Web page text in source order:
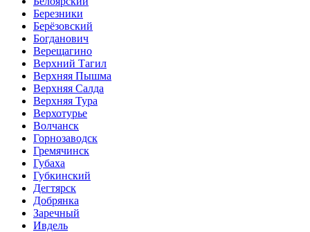
Березники
Берёзовский
Богданович
Верещагино
Верхний Тагил
Верхняя Пышма
Верхняя Салда
Верхняя Тура
Верхотурье
Волчанск
Горнозаводск
Гремячинск
Губаха
Губкинский
Дегтярск
Добрянка
Заречный
Ивдель